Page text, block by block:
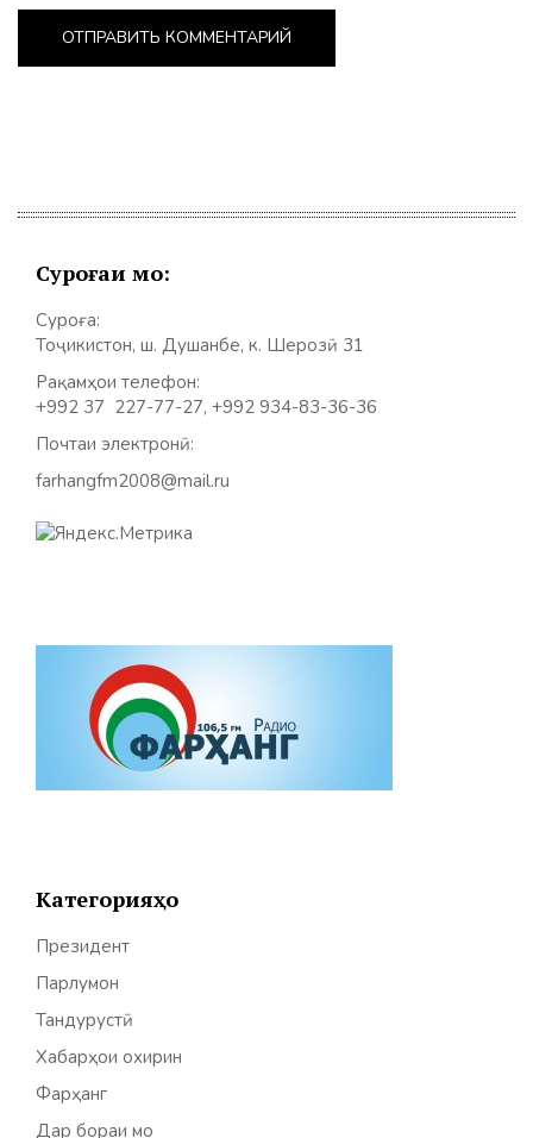
Суроғаи мо:
Суроға:
Тоҷикистон, ш. Душанбе, к. Шерозӣ 31
Рақамҳои телефон:
+992 37 227-77-27, +992 934-83-36-36
Почтаи электронӣ:
farhangfm2008@mail.ru
Категорияҳо
Президент
Парлумон
Тандурустӣ
Хабарҳои охирин
Фарҳанг
Дар бораи мо